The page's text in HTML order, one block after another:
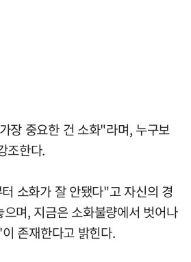
장 중요한 건 소화"라며, 누구보
조한다.
소화가 잘 안됐다"고 자신의 경
며, 지금은 소화불량에서 벗어나
존재한다고 밝힌다.